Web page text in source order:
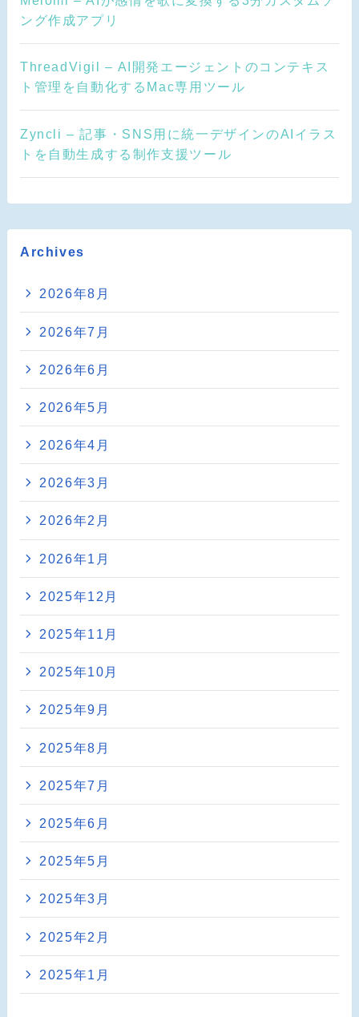
ング作成アプリ
ThreadVigil – AI開発エージェントのコンテキス
ト管理を自動化するMac専用ツール
Zyncli – 記事・SNS用に統一デザインのAIイラス
トを自動生成する制作支援ツール
Archives
2026年8月
2026年7月
2026年6月
2026年5月
2026年4月
2026年3月
2026年2月
2026年1月
2025年12月
2025年11月
2025年10月
2025年9月
2025年8月
2025年7月
2025年6月
2025年5月
2025年3月
2025年2月
2025年1月